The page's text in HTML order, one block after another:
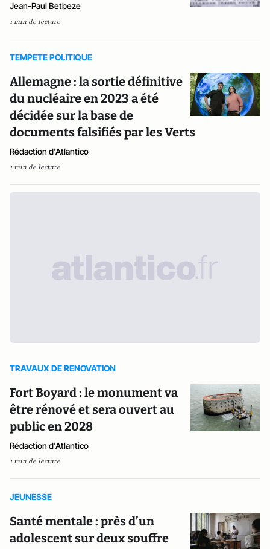
Jean-Paul Betbeze
1 min de lecture
TEMPETE POLITIQUE
Allemagne : la sortie définitive
du nucléaire en 2023 a été
décidée sur la base de
documents falsifiés par les Verts
Rédaction d'Atlantico
1 min de lecture
TRAVAUX DE RENOVATION
Fort Boyard : le monument va
être rénové et sera ouvert au
public en 2028
Rédaction d'Atlantico
1 min de lecture
JEUNESSE
Santé mentale : près d’un
adolescent sur deux souffre